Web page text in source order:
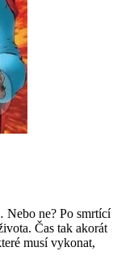
ne? Po smrtící
Čas tak akorát
musí vykonat,